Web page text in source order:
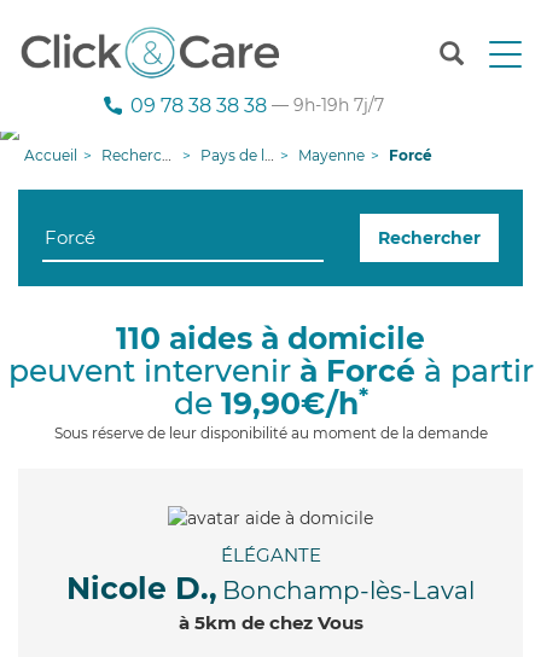
T
n
g
i
09 78 38 38 38 — 9h-19h 7j/7
Accueil Recherche aide à domicile Pays de la Loire Mayenne Forcé
Rechercher
110 aides à domicile
peuvent intervenir à Forcé à partir
de 19,90€/h*
Sous réserve de leur disponibilité au moment de la demande
ÉLÉGANTE
Nicole D., Bonchamp-lès-Laval
à 5km de chez Vous